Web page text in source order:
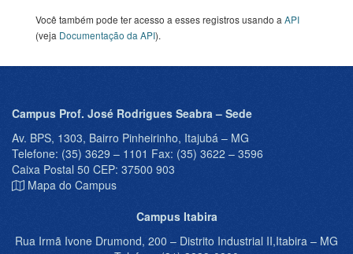
Você também pode ter acesso a esses registros usando a API
(veja Documentação da API).
Campus Prof. José Rodrigues Seabra – Sede
Av. BPS, 1303, Bairro Pinheirinho, Itajubá – MG
Telefone: (35) 3629 – 1101 Fax: (35) 3622 – 3596
Caixa Postal 50 CEP: 37500 903
Mapa do Campus
Campus Itabira
Rua Irmã Ivone Drumond, 200 – Distrito Industrial II,Itabira – MG